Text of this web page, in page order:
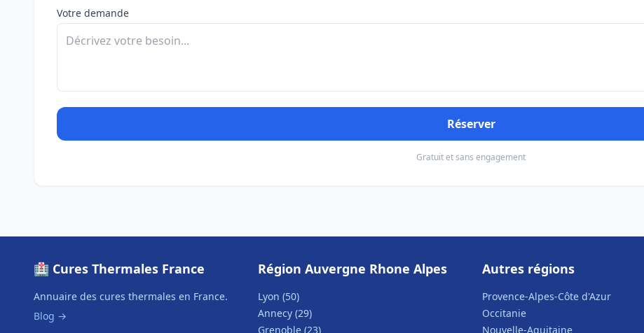
Votre demande
Réserver
Gratuit et sans engagement
🏥 Cures Thermales France
Annuaire des cures thermales en France.
Blog →
Région Auvergne Rhone Alpes
Lyon (50)
Annecy (29)
Grenoble (23)
Autres régions
Provence-Alpes-Côte d'Azur
Occitanie
Nouvelle-Aquitaine